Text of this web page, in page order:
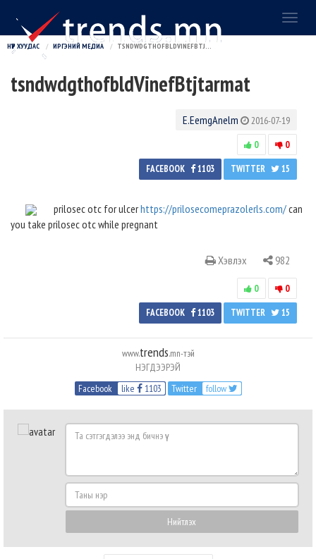
НҮҮР ХУУДАС ИРГЭНИЙ МЕДИА TSNDWDGTHOFBLDVINEFBTJTARMAT
tsndwdgthofbldVinefBtjtarmat
E.EemgAnelm
2016-07-19
0
0
FACEBOOK 1103 TWITTER 15
prilosec otc for ulcerhttps://prilosecomeprazolerls.com/can
you take prilosec otc while pregnant
Хэвлэх 982
0 0
FACEBOOK 1103 TWITTER 15
www.trends.mn-тэй
НЭГДЭЭРЭЙ
Facebook
like 1103 Twitter follow
Та
бичнэ
Таны
нэр
Нийтлэх